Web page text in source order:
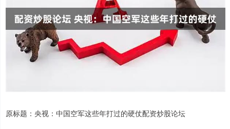
原标题：央视：中国空军这些年打过的硬仗配资炒股论坛